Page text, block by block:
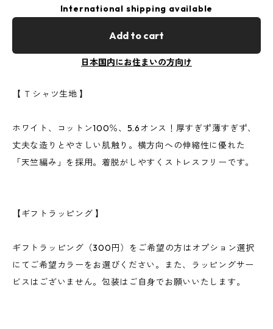
International shipping available
Add to cart
日本国内にお住まいの方向け
【 Ｔシャツ生地 】
ホワイト、コットン100％、5.6オンス！厚すぎず薄すぎず、
丈夫な造りとやさしい肌触り。横方向への伸縮性に優れた
「天竺編み」を採用。着脱がしやすくストレスフリーです。
【ギフトラッピング 】
ギフトラッピング（300円）をご希望の方はオプション選択
にてご希望カラーをお選びください。また、ラッピングサー
ビスはございません。包装はご自身でお願いいたします。